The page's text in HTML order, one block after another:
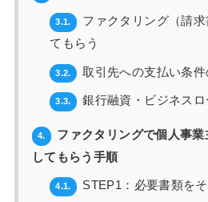
3.1.
ファクタリング（請
てもらう
3.2. 取引先への支払い条
3.3. 銀行融資・ビジネスロ
4.
ファクタリングで個人事
してもらう手順
4.1. STEP1：必要書類を